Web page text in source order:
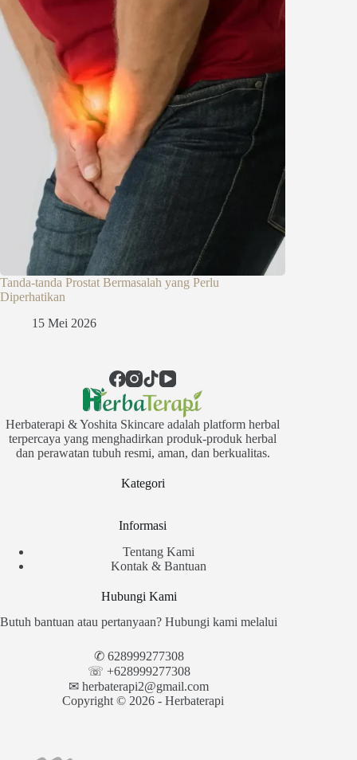
Tanda-tanda Prostat Bermasalah yang Perlu
Diperhatikan
15 Mei 2026
Herbaterapi & Yoshita Skincare adalah platform herbal
terpercaya yang menghadirkan produk-produk herbal
dan perawatan tubuh resmi, aman, dan berkualitas.
Kategori
Informasi
Tentang Kami
Kontak & Bantuan
Hubungi Kami
Butuh bantuan atau pertanyaan? Hubungi kami melalui
✆ 628999277308
☏ +628999277308
✉︎ herbaterapi2@gmail.com
Copyright © 2026 - Herbaterapi